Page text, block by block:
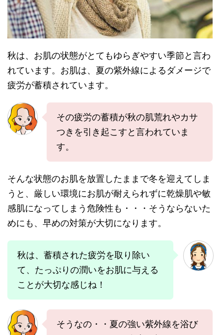
秋は、お肌の状態がとてもゆらぎやすい季節と言わ
れています。お肌は、夏の紫外線によるダメージで
疲労が蓄積されています。
その疲労の蓄積が秋の肌荒れやカサ
つきを引き起こすと言われていま
す。
そんな状態のお肌を放置したままで冬を迎えてしま
うと、厳しい環境にお肌が耐えられずに乾燥肌や敏
感肌になってしまう危険性も・・・そうならないた
めにも、早めの対策が大切になります。
秋は、蓄積された疲労を取り除い
て、たっぷりの潤いをお肌に与える
ことが大切な感じね！
そうなの・・夏の強い紫外線を浴び